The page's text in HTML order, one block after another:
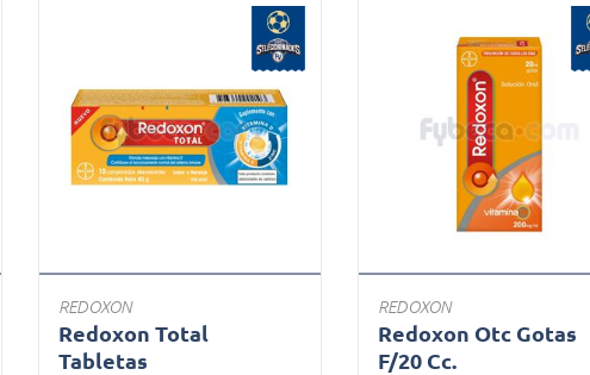
REDOXON
Redoxon Total
Tabletas
REDOXON
Redoxon Otc Gotas
F/20 Cc.